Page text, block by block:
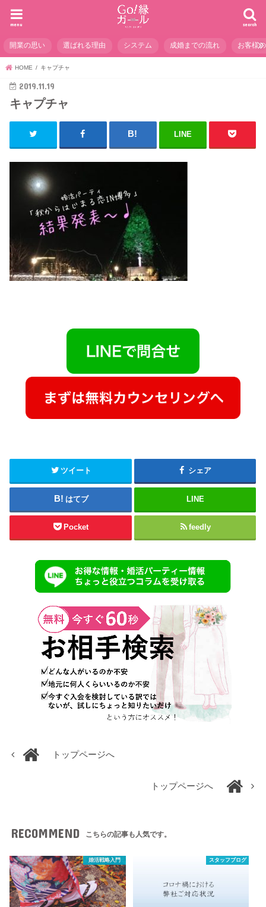
search
menu
開業の思い 選ばれる理由 システム 成婚までの流れ お客様
HOME キャプチャ
2019.11.19
キャプチャ
LINE
ツイート シェア
はてブ LINE
Pocket feedly
トップページへ
トップページへ
RECOMMEND こちらの記事も人気です。
婚活戦略入門 スタッフブログ